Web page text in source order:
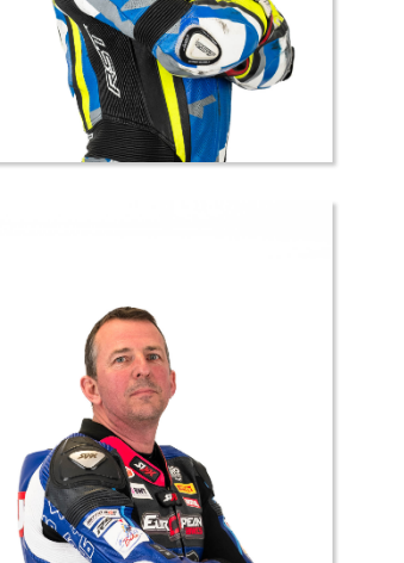
34 //
Jean-
François
RIVIER